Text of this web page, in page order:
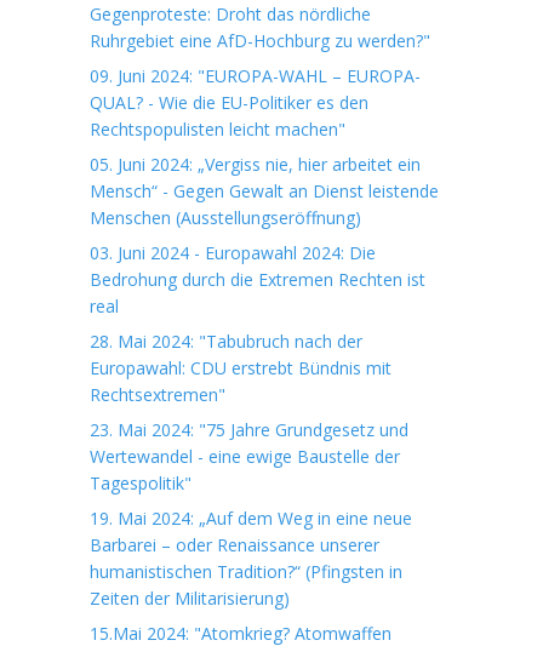
Gegenproteste: Droht das nördliche
Ruhrgebiet eine AfD-Hochburg zu werden?"
09. Juni 2024: "EUROPA-WAHL – EUROPA-
QUAL? - Wie die EU-Politiker es den
Rechtspopulisten leicht machen"
05. Juni 2024: „Vergiss nie, hier arbeitet ein
Mensch“ - Gegen Gewalt an Dienst leistende
Menschen (Ausstellungseröffnung)
03. Juni 2024 - Europawahl 2024: Die
Bedrohung durch die Extremen Rechten ist
real
28. Mai 2024: "Tabubruch nach der
Europawahl: CDU erstrebt Bündnis mit
Rechtsextremen"
23. Mai 2024: "75 Jahre Grundgesetz und
Wertewandel - eine ewige Baustelle der
Tagespolitik"
19. Mai 2024: „Auf dem Weg in eine neue
Barbarei – oder Renaissance unserer
humanistischen Tradition?“ (Pfingsten in
Zeiten der Militarisierung)
15.Mai 2024: "Atomkrieg? Atomwaffen